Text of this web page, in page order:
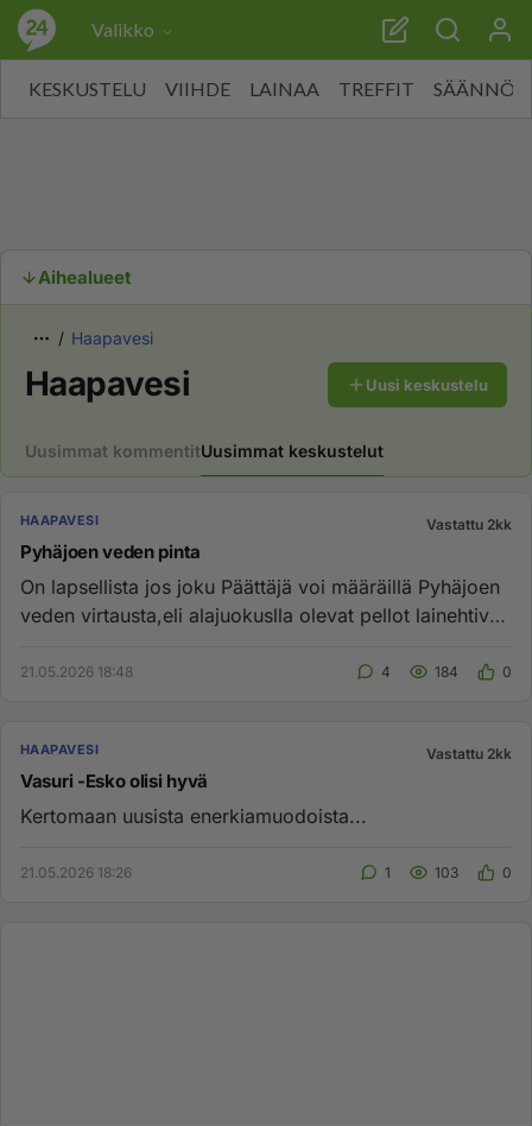
Valikko
KESKUSTELU VIIHDE LAINAA TREFFIT SÄÄNNÖT
Aihealueet
Haapavesi
Haapavesi Uusi keskustelu
Uusimmat kommentitUusimmat keskustelut
HAAPAVESI Vastattu 2kk
Pyhäjoen veden pinta
On lapsellista jos joku Päättäjä voi määräillä Pyhäjoen
veden virtausta,eli alajuokuslla olevat pellot lainehtivat
21.05.2026 18:48 4 184 0
HAAPAVESI Vastattu 2kk
Vasuri -Esko olisi hyvä
Kertomaan uusista enerkiamuodoista...
21.05.2026 18:26 1 103 0